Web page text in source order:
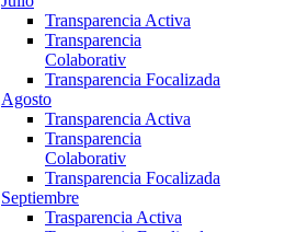
Transparencia Activa
Transparencia
Colaborativ
Transparencia Focalizada
Agosto
Transparencia Activa
Transparencia
Colaborativ
Transparencia Focalizada
Septiembre
Trasparencia Activa